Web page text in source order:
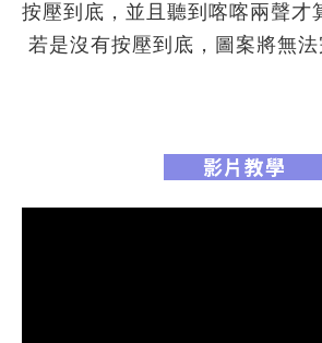
按壓到底，並且聽到喀喀兩聲才
若是沒有按壓到底，圖案將無
影片教學